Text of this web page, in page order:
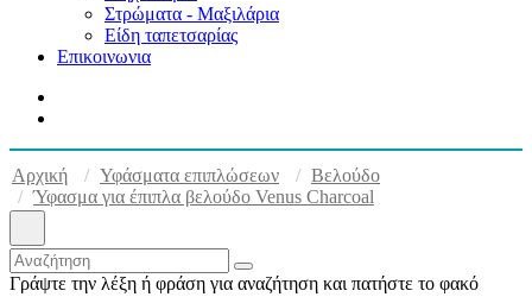
Στρώματα - Μαξιλάρια
Είδη ταπετσαρίας
Επικοινωνια
Αρχική Υφάσματα επιπλώσεων
Βελούδο
Ύφασμα για έπιπλα βελούδο Venus Charcoal
Γράψτε την λέξη ή φράση για αναζήτηση και πατήστε το φακό